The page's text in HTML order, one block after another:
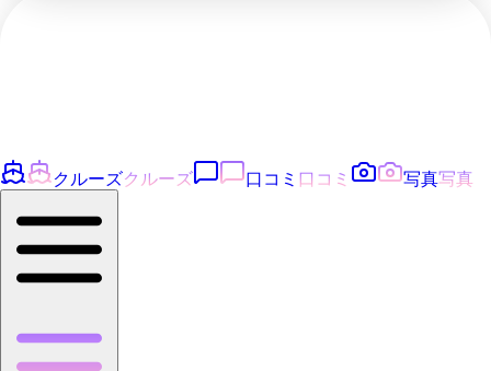
クルーズクルーズ 口コミ 口コミ 写真写真